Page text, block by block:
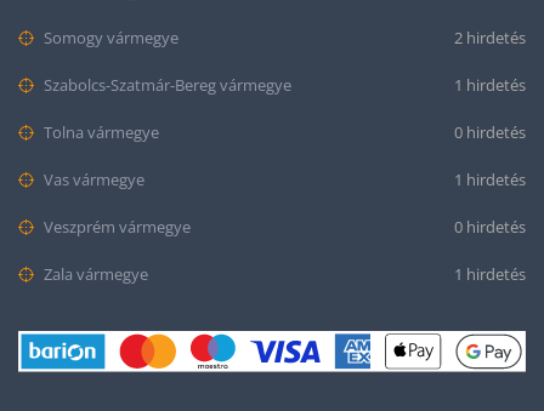
Somogy vármegye 2 hirdetés
Szabolcs-Szatmár-Bereg vármegye 1 hirdetés
Tolna vármegye 0 hirdetés
Vas vármegye 1 hirdetés
Veszprém vármegye 0 hirdetés
Zala vármegye 1 hirdetés